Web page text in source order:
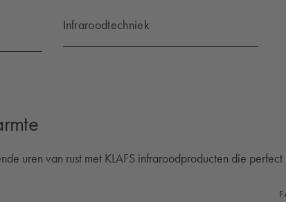
Infraroodtechniek
uren van rust met KLAFS infraroodproducten die